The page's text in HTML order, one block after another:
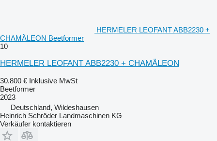
HERMELER LEOFANT ABB2230 +
CHAMÄLEON Beetformer
10
HERMELER LEOFANT ABB2230 + CHAMÄLEON
30.800 € Inklusive MwSt
Beetformer
2023
Deutschland, Wildeshausen
Heinrich Schröder Landmaschinen KG
Verkäufer kontaktieren